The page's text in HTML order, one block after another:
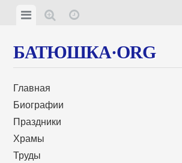
БАТЮШКА·ORG
Главная
Биографии
Праздники
Храмы
Труды